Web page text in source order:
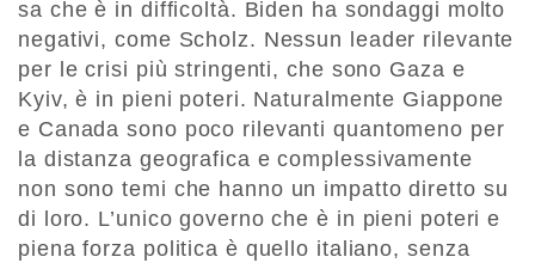
sa che è in difficoltà. Biden ha sondaggi molto
negativi, come Scholz. Nessun leader rilevante
per le crisi più stringenti, che sono Gaza e
Kyiv, è in pieni poteri. Naturalmente Giappone
e Canada sono poco rilevanti quantomeno per
la distanza geografica e complessivamente
non sono temi che hanno un impatto diretto su
di loro. L’unico governo che è in pieni poteri e
piena forza politica è quello italiano, senza